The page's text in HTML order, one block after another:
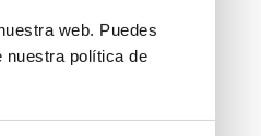
web. Puedes
nuestra política de